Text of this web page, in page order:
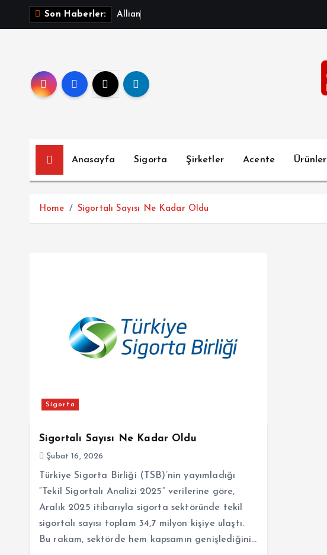
Son Haberler: A ian
Anasayfa Sigorta Şirketler Acente Ürünler
Home Sigortalı Sayısı Ne Kadar Oldu
Sigorta
Sigortalı Sayısı Ne Kadar Oldu
Şubat 16, 2026
Türkiye Sigorta Birliği (TSB)’nin yayımladığı
“Tekil Sigortalı Analizi 2025” verilerine göre,
Aralık 2025 itibarıyla sigorta sektöründe tekil
sigortalı sayısı toplam 34,7 milyon kişiye ulaştı.
Bu rakam, sektörde hem kapsamın genişlediğini…